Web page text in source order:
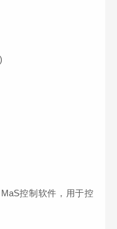
控制软件，用于控